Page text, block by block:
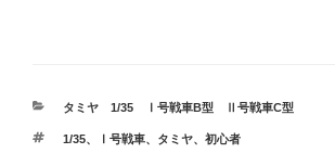
カ
ゴ
タミヤ 1/35 Ⅰ号戦車B型 Ⅱ号戦車C型
タ
1/35、 Ⅰ号戦車、 タミヤ、 初心者